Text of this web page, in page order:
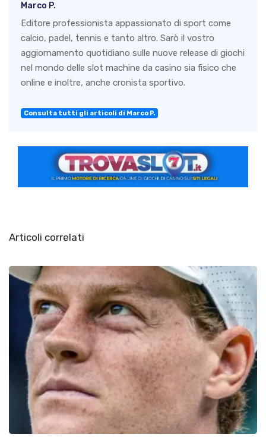
Marco P.
Editore professionista appassionato di sport come
calcio, padel, tennis e tanto altro. Sarò il vostro
aggiornamento quotidiano sulle nuove release di giochi
nel mondo delle slot machine da casino sia fisico che
online e inoltre, anche cronista sportivo.
Consulta tutti gli articoli di Marco P.
Articoli correlati